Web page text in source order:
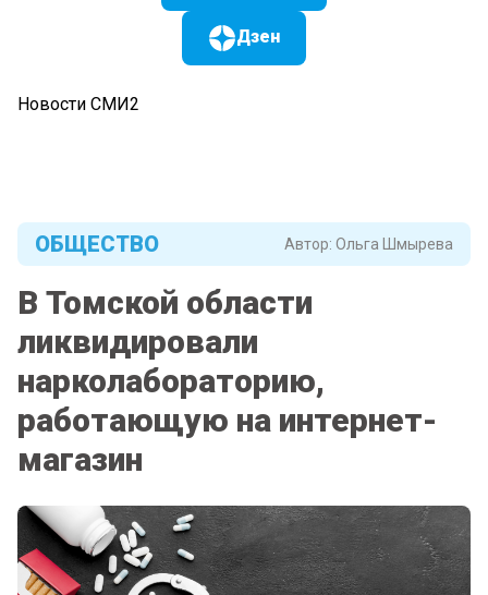
Дзен
Новости СМИ2
Автор: Ольга Шмырева
ОБЩЕСТВО
В Томской области
ликвидировали
нарколабораторию,
работающую на интернет-
магазин